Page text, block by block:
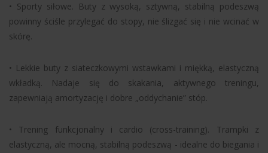
• Sporty siłowe. Buty z wysoką, sztywną, stabilną podeszwą
powinny ściśle przylegać do stopy, nie ślizgać się i nie wcinać w
skórę.
• Lekkie buty z siateczkowymi wstawkami i miękką, elastyczną
wkładką. Nadaje się do skakania, aktywnego treningu,
zapewniają amortyzację i dobre „oddychanie” stóp.
• Trening funkcjonalny i cardio (cross-training). Trampki z
elastyczną, ale mocną, stabilną podeszwą - idealne do biegania i